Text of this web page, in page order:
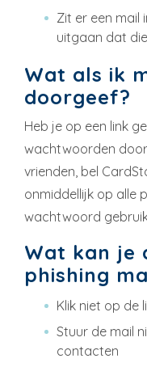
Zit er een mail
uitgaan dat
Wat als ik
doorgeef?
Heb je op een link
wachtwoorden
vrienden, bel
onmiddellijk op alle
wachtwoord
Wat kan je
phishing
Klik niet op de
Stuur de mail
contacten